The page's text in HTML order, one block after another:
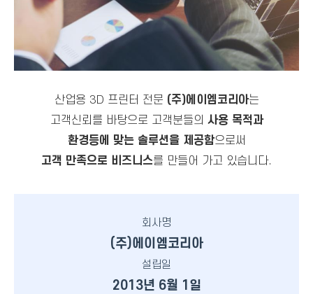
산업용 3D 프린터 전문 (주)에이엠코리아는
고객신뢰를 바탕으로 고객분들의 사용 목적과
환경등에 맞는 솔루션을 제공함으로써
고객 만족으로 비즈니스를 만들어 가고 있습니다.
회사명
(주)에이엠코리아
설립일
2013년 6월 1일